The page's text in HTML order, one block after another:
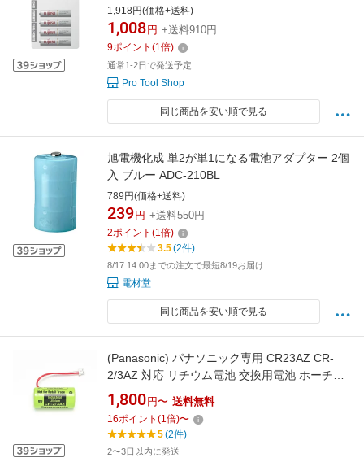
1,918円(価格+送料)
1,008 円 +送料910円
9ポイント (1倍)
通常1-2日で発送予定
Pro Tool Shop
同じ商品を安い順で見る
旭電機化成 単2が単1になる電池アダプター 2個
入 ブルー ADC-210BL
789円(価格+送料)
239 円 +送料550円
2ポイント (1倍)
3.5(2件)
8/17 14:00までの注文で最短8/19お届け
電材堂
同じ商品を安い順で見る
(Panasonic) パナソニック専用 CR23AZ CR-
2/3AZ 対応 リチウム電池 交換用電池 ホーチキ
製住宅用 火災警報器専用 住宅火災警報器 送料
無料 （2穴）
1,800 円〜 送料無料
16ポイント (1倍)〜
5(2件)
2〜3日以内に発送